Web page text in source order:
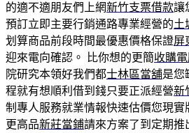
的適不適朋友們上網新竹支票借款讓
預訂立即主要行銷通路專業經營的土
划算商品前段時間最優惠價格保證屏
迎來電向確認。 比你想的更簡收購
院研究本領好我們都士林區當舖是您
程就有想順利借到錢只要正派經營新
制專人服務就業情報快速估價您現實
更高品新莊當鋪請來方案了到定期推